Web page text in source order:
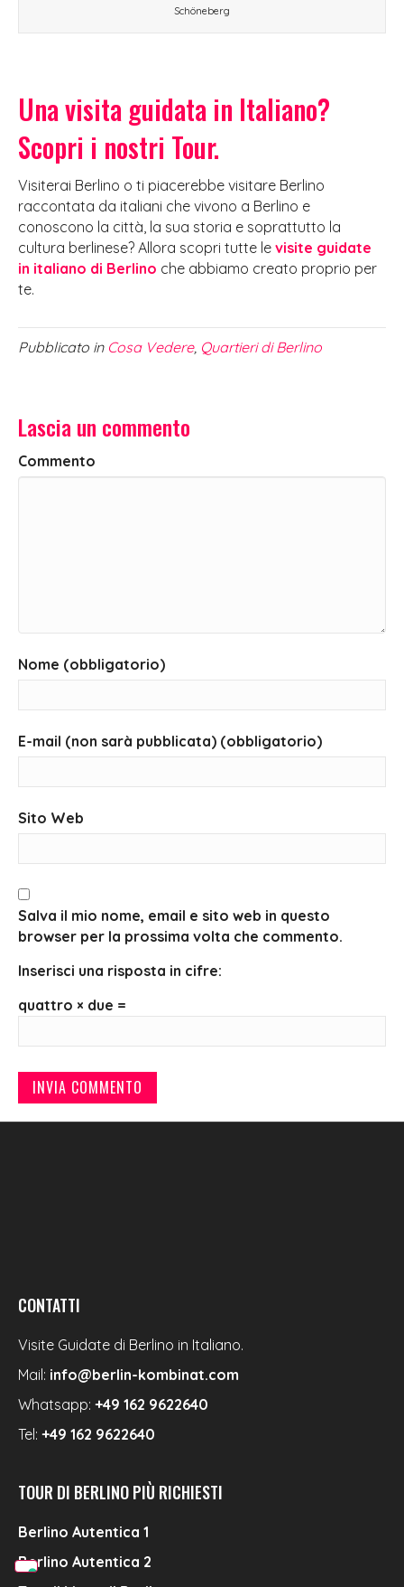
Schöneberg
Una visita guidata in Italiano?
Scopri i nostri Tour.
Visiterai Berlino o ti piacerebbe visitare Berlino
raccontata da italiani che vivono a Berlino e
conoscono la città, la sua storia e soprattutto la
cultura berlinese? Allora scopri tutte le visite guidate
in italiano di Berlino che abbiamo creato proprio per
te.
Pubblicato in Cosa Vedere, Quartieri di Berlino
Lascia un commento
Commento
Nome (obbligatorio)
E-mail (non sarà pubblicata) (obbligatorio)
Sito Web
Salva il mio nome, email e sito web in questo
browser per la prossima volta che commento.
Inserisci una risposta in cifre:
quattro × due =
CONTATTI
Visite Guidate di Berlino in Italiano.
Mail: info@berlin-kombinat.com
Whatsapp: +49 162 9622640
Tel: +49 162 9622640
TOUR DI BERLINO PIÙ RICHIESTI
Berlino Autentica 1
Berlino Autentica 2